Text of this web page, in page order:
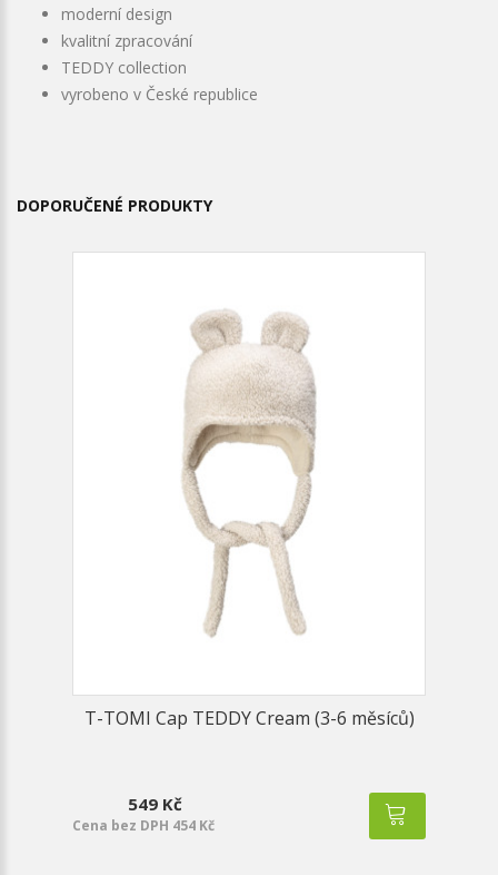
moderní design
kvalitní zpracování
TEDDY collection
vyrobeno v České republice
DOPORUČENÉ PRODUKTY
T-TOMI Cap TEDDY Cream (3-6 měsíců)
549 Kč
Cena bez DPH 454 Kč